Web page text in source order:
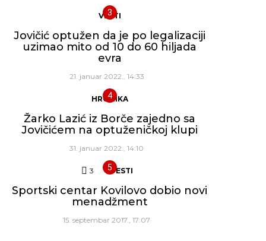
VESTI
Jovičić optužen da je po legalizaciji
uzimao mito od 10 do 60 hiljada
evra
21. januar 2022., 14:33
HRONIKA
Žarko Lazić iz Borče zajedno sa
Jovičićem na optuženičkoj klupi
31. januar 2022., 14:10
3 Komentara
VESTI
Sportski centar Kovilovo dobio novi
menadžment
15. septembar 2017., 17:07